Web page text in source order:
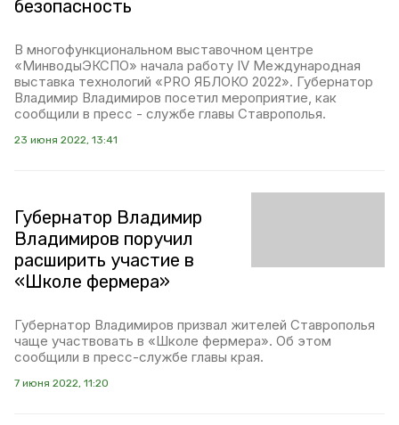
безопасность
В многофункциональном выставочном центре
«МинводыЭКСПО» начала работу IV Международная
выставка технологий «PRO ЯБЛОКО 2022». Губернатор
Владимир Владимиров посетил мероприятие, как
сообщили в пресс - службе главы Ставрополья.
23 июня 2022, 13:41
Губернатор Владимир
Владимиров поручил
расширить участие в
«Школе фермера»
Губернатор Владимиров призвал жителей Ставрополья
чаще участвовать в «Школе фермера». Об этом
сообщили в пресс-службе главы края.
7 июня 2022, 11:20